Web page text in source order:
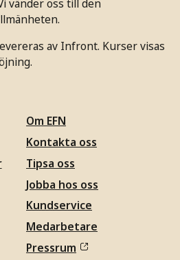
vänder oss till den
av Infront. Kurser visas
Om EFN
Kontakta oss
Tipsa oss
Jobba hos oss
Kundservice
Medarbetare
Pressrum